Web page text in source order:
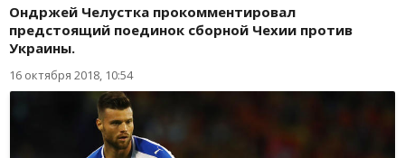
Ондржей Челустка прокомментировал
предстоящий поединок сборной Чехии против
Украины.
16 октября 2018, 10:54